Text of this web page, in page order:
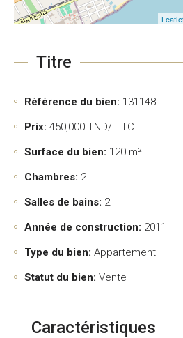
Titre
Référence du bien: 131148
Prix: 450,000 TND/ TTC
Surface du bien: 120 m²
Chambres: 2
Salles de bains: 2
Année de construction: 2011
Type du bien: Appartement
Statut du bien: Vente
Caractéristiques